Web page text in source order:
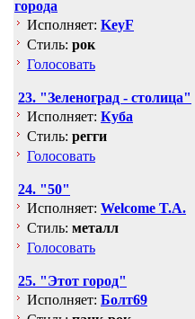
города
Исполняет: KeyF
Стиль: рок
Голосовать
23. "Зеленоград - столица"
Исполняет: Куба
Стиль: регги
Голосовать
24. "50"
Исполняет: Welcome T.A.
Стиль: металл
Голосовать
25. "Этот город"
Исполняет: Болт69